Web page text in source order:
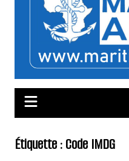
Étiquette :Code IMDG